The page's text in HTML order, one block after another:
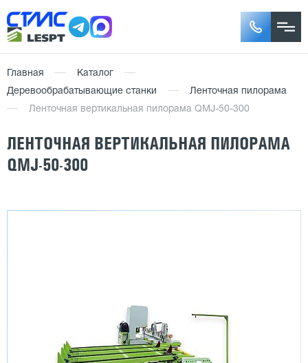
Главная
Каталог
Деревообрабатывающие станки
Ленточная пилорама
Ленточная вертикальная пилорама QMJ-50-300
ЛЕНТОЧНАЯ ВЕРТИКАЛЬНАЯ ПИЛОРАМА
QMJ-50-300